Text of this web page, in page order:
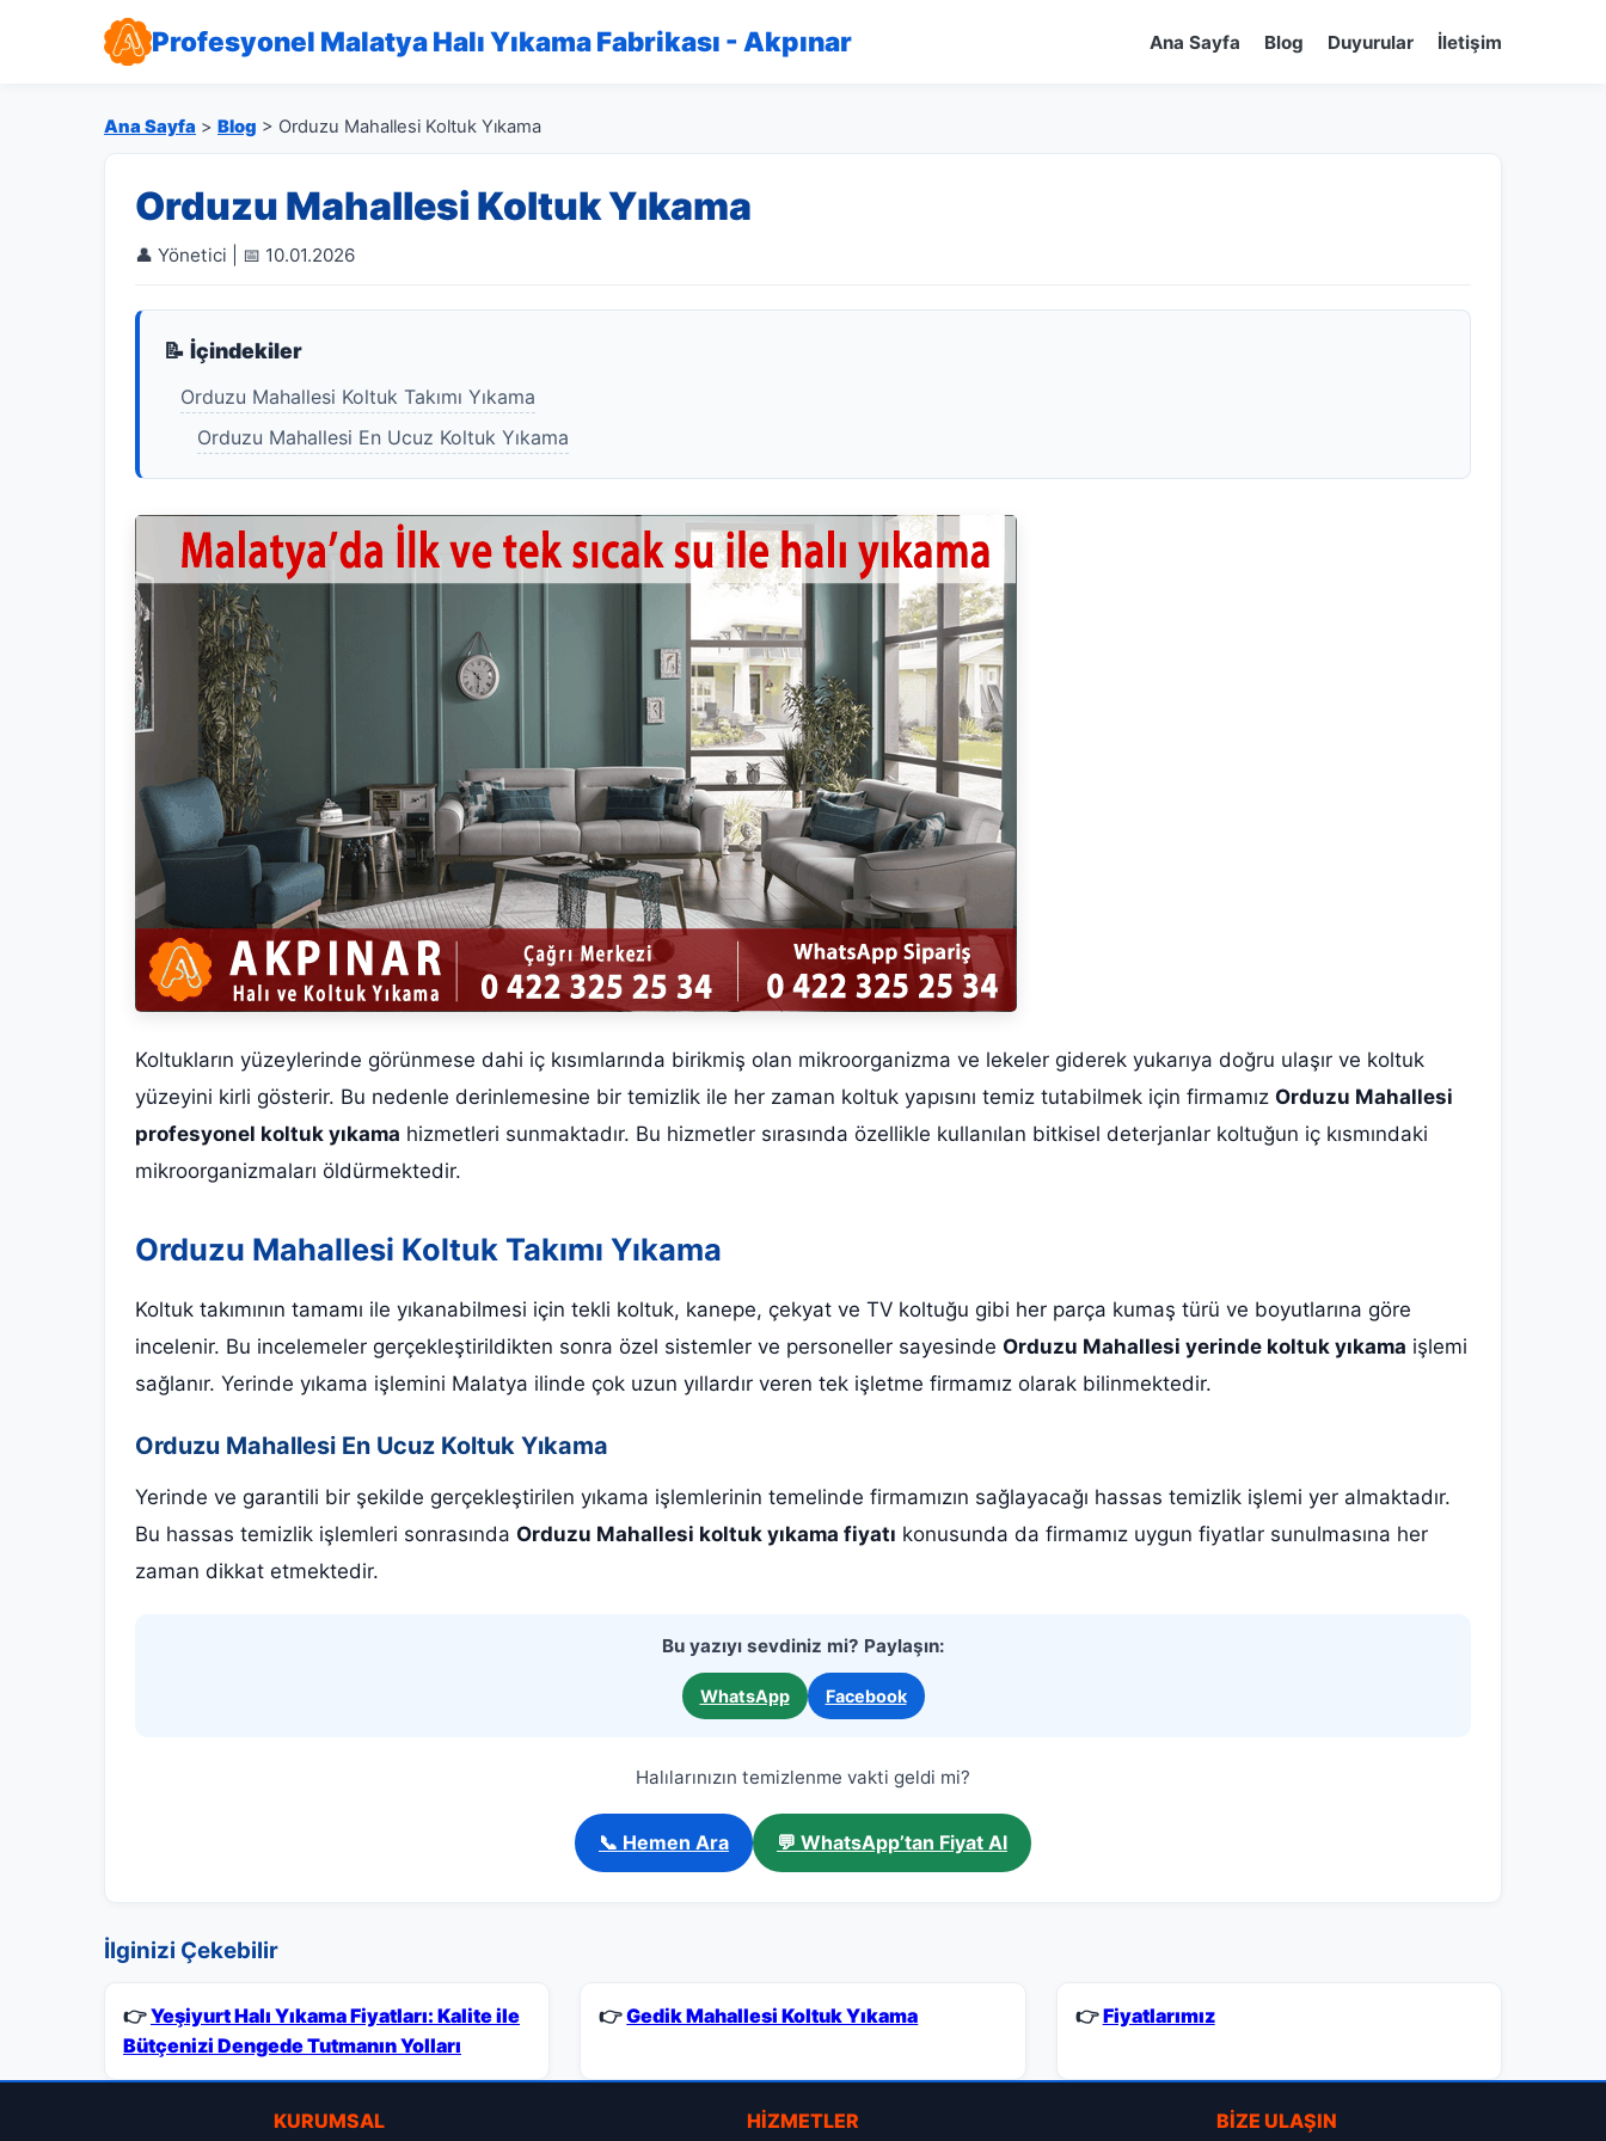
Profesyonel Malatya Halı Yıkama Fabrikası - Akpınar Ana Sayfa Blog Duyurular İletişim
Ana Sayfa > Blog > Orduzu Mahallesi Koltuk Yıkama
Orduzu Mahallesi Koltuk Yıkama
👤 Yönetici | 📅 10.01.2026
📝 İçindekiler
Orduzu Mahallesi Koltuk Takımı Yıkama
Orduzu Mahallesi En Ucuz Koltuk Yıkama
Koltukların yüzeylerinde görünmese dahi iç kısımlarında birikmiş olan mikroorganizma ve lekeler giderek yukarıya doğru ulaşır ve koltuk
yüzeyini kirli gösterir. Bu nedenle derinlemesine bir temizlik ile her zaman koltuk yapısını temiz tutabilmek için firmamız Orduzu Mahallesi
profesyonel koltuk yıkama hizmetleri sunmaktadır. Bu hizmetler sırasında özellikle kullanılan bitkisel deterjanlar koltuğun iç kısmındaki
mikroorganizmaları öldürmektedir.
Orduzu Mahallesi Koltuk Takımı Yıkama
Koltuk takımının tamamı ile yıkanabilmesi için tekli koltuk, kanepe, çekyat ve TV koltuğu gibi her parça kumaş türü ve boyutlarına göre
incelenir. Bu incelemeler gerçekleştirildikten sonra özel sistemler ve personeller sayesinde Orduzu Mahallesi yerinde koltuk yıkama işlemi
sağlanır. Yerinde yıkama işlemini Malatya ilinde çok uzun yıllardır veren tek işletme firmamız olarak bilinmektedir.
Orduzu Mahallesi En Ucuz Koltuk Yıkama
Yerinde ve garantili bir şekilde gerçekleştirilen yıkama işlemlerinin temelinde firmamızın sağlayacağı hassas temizlik işlemi yer almaktadır.
Bu hassas temizlik işlemleri sonrasında Orduzu Mahallesi koltuk yıkama fiyatı konusunda da firmamız uygun fiyatlar sunulmasına her
zaman dikkat etmektedir.
Bu yazıyı sevdiniz mi? Paylaşın:
WhatsApp Facebook
Halılarınızın temizlenme vakti geldi mi?
📞 Hemen Ara 💬 WhatsApp’tan Fiyat Al
İlginizi Çekebilir
👉Yeşiyurt Halı Yıkama Fiyatları: Kalite ile
Bütçenizi Dengede Tutmanın Yolları
👉Gedik Mahallesi Koltuk Yıkama 👉Fiyatlarımız
KURUMSAL HIZMETLER BIZE ULAŞIN